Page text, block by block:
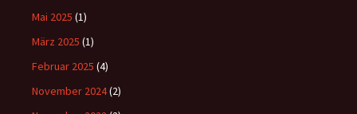
Mai 2025 (1)
März 2025 (1)
Februar 2025 (4)
November 2024(2)